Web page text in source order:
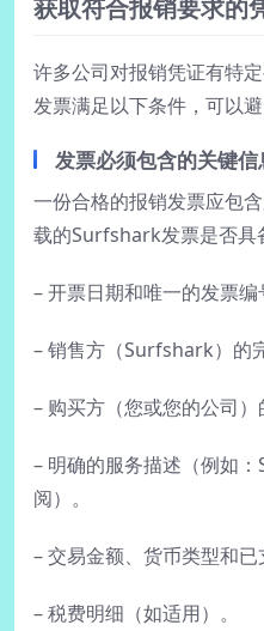
获取符合报销要求的
许多公司对报销凭证有特
发票满足以下条件，可以
发票必须包含的关键信
一份合格的报销发票应包
载的Surfshark发票是否具
– 开票日期和唯一的发票编
– 销售方（Surfshark）的
– 购买方（您或您的公司）
– 明确的服务描述（例如
阅）。
– 交易金额、货币类型和已
– 税费明细（如适用）。